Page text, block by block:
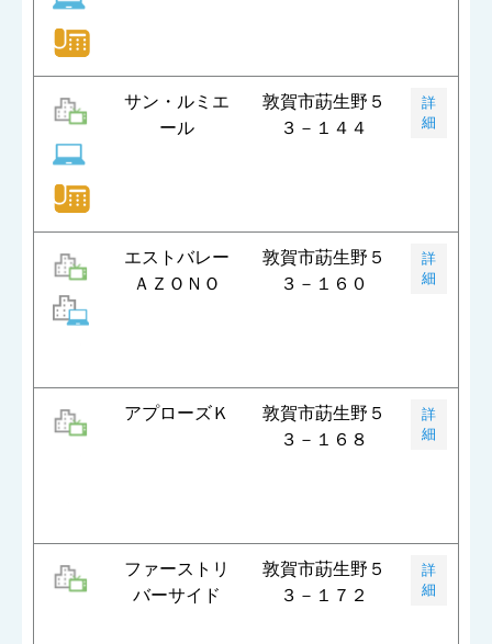
サン・ルミエ
ール
敦賀市莇生野５
３－１４４
詳
細
エストバレー
ＡＺＯＮＯ
敦賀市莇生野５
３－１６０
詳
細
アプローズＫ
敦賀市莇生野５
３－１６８
詳
細
ファーストリ
バーサイド
敦賀市莇生野５
３－１７２
詳
細